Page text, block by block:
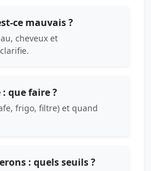
ce mauvais ?
cheveux et
que faire ?
frigo, filtre) et quand
: quels seuils ?